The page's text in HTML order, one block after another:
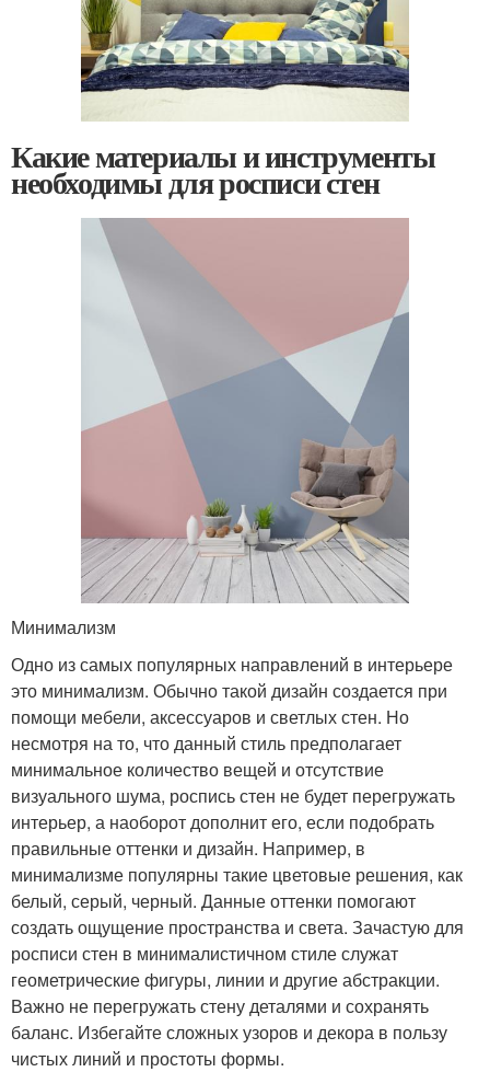
Какие материалы и инструменты
необходимы для росписи стен
Минимализм
Одно из самых популярных направлений в интерьере
это минимализм. Обычно такой дизайн создается при
помощи мебели, аксессуаров и светлых стен. Но
несмотря на то, что данный стиль предполагает
минимальное количество вещей и отсутствие
визуального шума, роспись стен не будет перегружать
интерьер, а наоборот дополнит его, если подобрать
правильные оттенки и дизайн. Например, в
минимализме популярны такие цветовые решения, как
белый, серый, черный. Данные оттенки помогают
создать ощущение пространства и света. Зачастую для
росписи стен в минималистичном стиле служат
геометрические фигуры, линии и другие абстракции.
Важно не перегружать стену деталями и сохранять
баланс. Избегайте сложных узоров и декора в пользу
чистых линий и простоты формы.